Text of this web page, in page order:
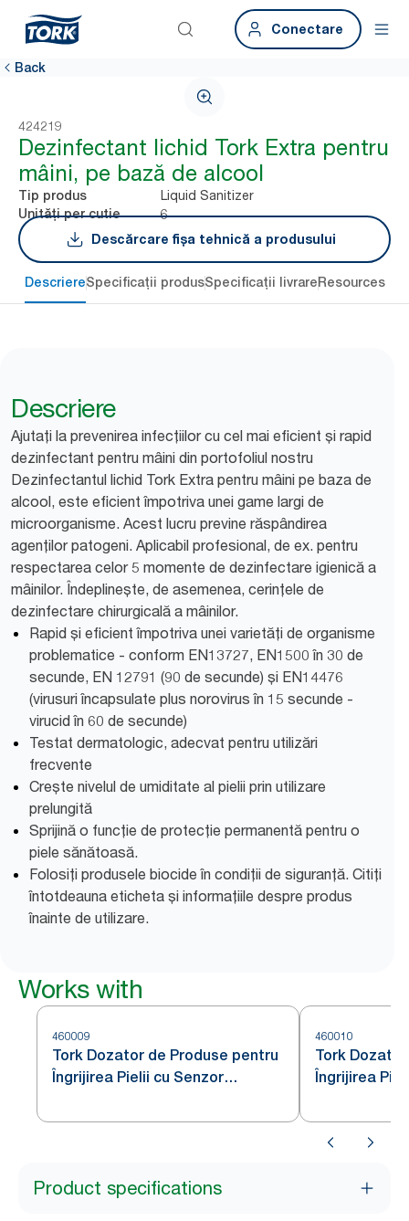
Conectare
Back
424219
Dezinfectant lichid Tork Extra pentru
mâini, pe bază de alcool
Tip produs Liquid Sanitizer
Unități per cutie
6
Descărcare fișa tehnică a produsului
DescriereSpecificații produsSpecificații livrareResources
Descriere
Ajutați la prevenirea infecțiilor cu cel mai eficient și rapid
dezinfectant pentru mâini din portofoliul nostru
Dezinfectantul lichid Tork Extra pentru mâini pe baza de
alcool, este eficient împotriva unei game largi de
microorganisme. Acest lucru previne răspândirea
agenților patogeni. Aplicabil profesional, de ex. pentru
respectarea celor 5 momente de dezinfectare igienică a
mâinilor. Îndeplinește, de asemenea, cerințele de
dezinfectare chirurgicală a mâinilor.
Rapid și eficient împotriva unei varietăți de organisme
problematice - conform EN13727, EN1500 în 30 de
secunde, EN 12791 (90 de secunde) și EN14476
(virusuri încapsulate plus norovirus în 15 secunde -
virucid în 60 de secunde)
Testat dermatologic, adecvat pentru utilizări
frecvente
Crește nivelul de umiditate al pielii prin utilizare
prelungită
Sprijină o funcție de protecție permanentă pentru o
piele sănătoasă.
Folosiți produsele biocide în condiții de siguranță. Citiți
întotdeauna eticheta și informațiile despre produs
înainte de utilizare.
Works with
460009
Tork Dozator de Produse pentru
Îngrijirea Pielii cu Senzor
460010
Tork
Îngrijirea
Product specifications